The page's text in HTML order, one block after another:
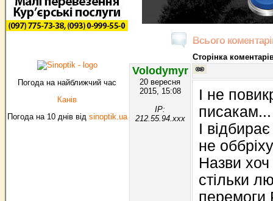
Погода на найближчий час
Канів
Погода на 10 днів від sinoptik.ua
Всього
Сторінка
Volodymyr
20 вересня
2015, 15:08
IP:
212.55.94.xxx
І не
писакам...
І
не
Назви
стільки
перемоги